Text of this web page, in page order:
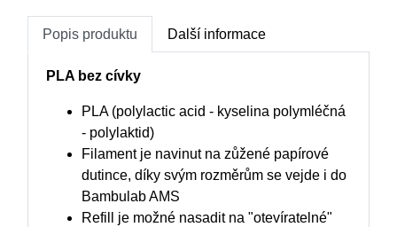
Popis produktu Další informace
PLA bez cívky
PLA (polylactic acid - kyselina polymléčná
- polylaktid)
Filament je navinut na zůžené papírové
dutince, díky svým rozměrům se vejde i do
Bambulab AMS
Refill je možné nasadit na "otevíratelné"